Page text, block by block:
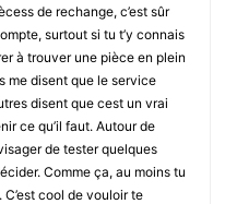
de rechange, c’est sûr
surtout si tu t’y connais
à trouver une pièce en plein
me disent que le service
disent que cest un vrai
ce qu’il faut. Autour de
de tester quelques
Comme ça, au moins tu
cool de vouloir te